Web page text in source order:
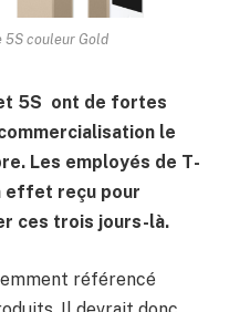
5S couleur Gold
et 5S ont de fortes
le
Les employés de T-
effet reçu pour
ces trois jours-là.
référencé